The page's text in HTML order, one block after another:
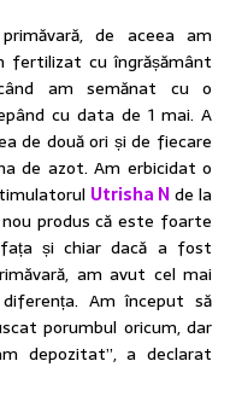
de aceea am
fertilizat cu îngrășământ
am semănat cu o
cu data de 1 mai. A
de două ori și de fiecare
de azot. Am erbicidat o
Utrisha Nde la
produs că este foarte
și chiar dacă a fost
am avut cel mai
Am început să
porumbul oricum, dar
depozitat”, a declarat